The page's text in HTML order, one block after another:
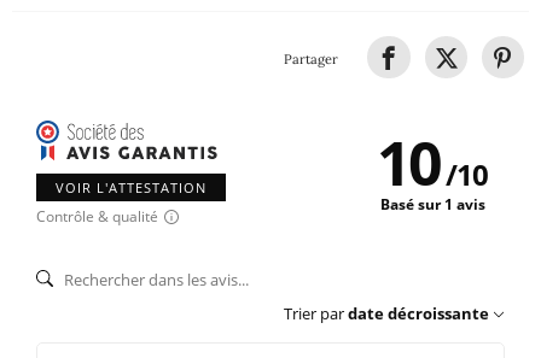
Partager
VOIR L'ATTESTATION
Contrôle & qualité
10/10
Basé sur 1 avis
Trier pardate décroissante